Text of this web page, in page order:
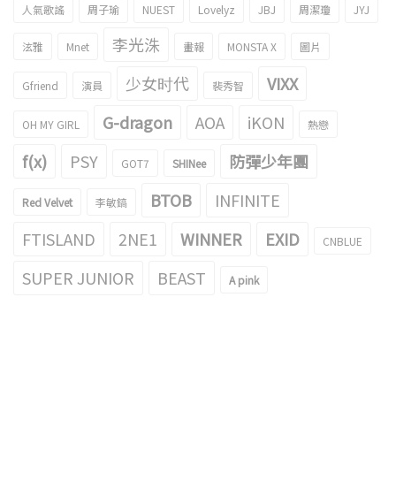
人氣歌謠 周子瑜 NUEST Lovelyz JBJ 周潔瓊 JYJ
泫雅 Mnet 李光洙 畫報 MONSTA X 圖片
Gfriend 演員 少女时代 裴秀智 VIXX
OH MY GIRL G-dragon AOA iKON 熱戀
f(x) PSY GOT7 SHINee 防彈少年團
Red Velvet 李敏鎬 BTOB
INFINITE
FTISLAND
2NE1 WINNER EXID CNBLUE
SUPER JUNIOR BEAST A pink